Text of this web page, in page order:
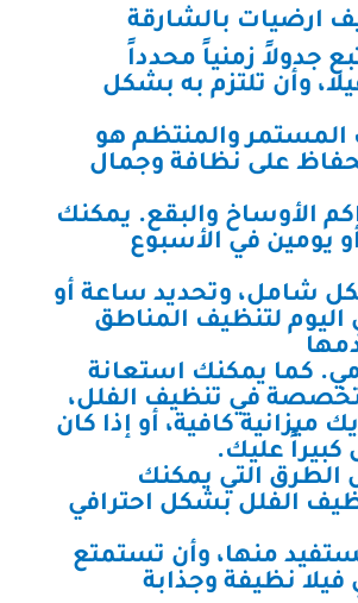
ارضيات بالشارقة
جدولاً زمنياً محدداً
وأن تلتزم به بشكل
المستمر والمنتظم هو
على نظافة وجمال
الأوساخ والبقع. يمكنك
يومين في الأسبوع
شامل، وتحديد ساعة أو
لتنظيف المناطق
كما يمكنك استعانة
في تنظيف الفلل،
ميزانية كافية، أو إذا كان
عليك.
التي يمكنك
الفلل بشكل احترافي
منها، وأن تستمتع
فيلا نظيفة وجذابة